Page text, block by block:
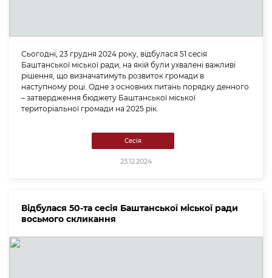
Сьогодні, 23 грудня 2024 року, відбулася 51 сесія
Баштанської міської ради, на якій були ухвалені важливі
рішення, що визначатимуть розвиток громади в
наступному році. Одне з основних питань порядку денного
– затвердження бюджету Баштанської міської
територіальної громади на 2025 рік.
Сесія
23.12.2024
Відбулася 50-та сесія Баштанської міської ради
восьмого скликання